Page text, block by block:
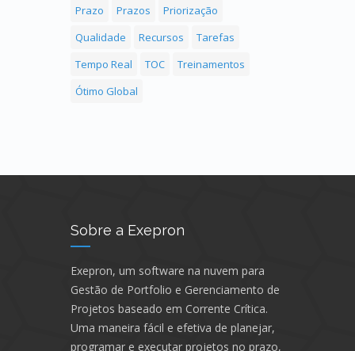
Prazo
Prazos
Priorização
Qualidade
Recursos
Tarefas
Tempo Real
TOC
Treinamentos
Ótimo Global
Sobre a Exepron
Exepron, um software na nuvem para
Gestão de Portfolio e Gerenciamento de
Projetos baseado em Corrente Crítica.
Uma maneira fácil e efetiva de planejar,
programar e executar projetos no prazo,